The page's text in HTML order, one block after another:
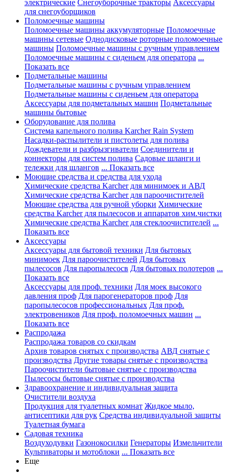
электрические Снегоуборочные тракторы Аксессуары
для снегоуборщиков
Поломоечные машины
Поломоечные машины аккумуляторные Поломоечные
машины сетевые Однодисковые роторные поломоечные
машины Поломоечные машины с ручным управлением
Поломоечные машины с сиденьем для оператора ...
Показать все
Подметальные машины
Подметальные машины с ручным управлением
Подметальные машины с сиденьем для оператора
Аксессуары для подметальных машин Подметальные
машины бытовые
Оборудование для полива
Система капельного полива Karcher Rain System
Насадки-распылители и пистолеты для полива
Дождеватели и разбрызгиватели Соединители и
коннекторы для систем полива Садовые шланги и
тележки для шлангов ... Показать все
Моющие средства и средства для ухода
Химические средства Karcher для минимоек и АВД
Химические средства Karcher для пароочистителей
Моющие средства для ручной уборки Химические
средства Karcher для пылесосов и аппаратов хим.чистки
Химические средства Karcher для стеклоочистителей ...
Показать все
Аксессуары
Аксессуары для бытовой техники Для бытовых
минимоек Для пароочистителей Для бытовых
пылесосов Для паропылесосв Для бытовых полотеров ...
Показать все
Аксессуары для проф. техники Для моек высокого
давления проф Для парогенераторов проф Для
паропылесосов профессиональных Для проф.
электровеников Для проф. поломоечных машин ...
Показать все
Распродажа
Распродажа товаров со скидкам
Архив товаров снятых с производства АВД снятые с
производства Другие товары снятые с производства
Пароочистители бытовые снятые с производства
Пылесосы бытовые снятые с производства
Здравоохранение и индивидуальная защита
Очистители воздуха
Продукция для туалетных комнат Жидкое мыло,
антисептики для рук Средства индивидуальной защиты
Туалетная бумага
Садовая техника
Воздуходувки Газонокосилки Генераторы Измельчители
Культиваторы и мотоблоки ... Показать все
Еще